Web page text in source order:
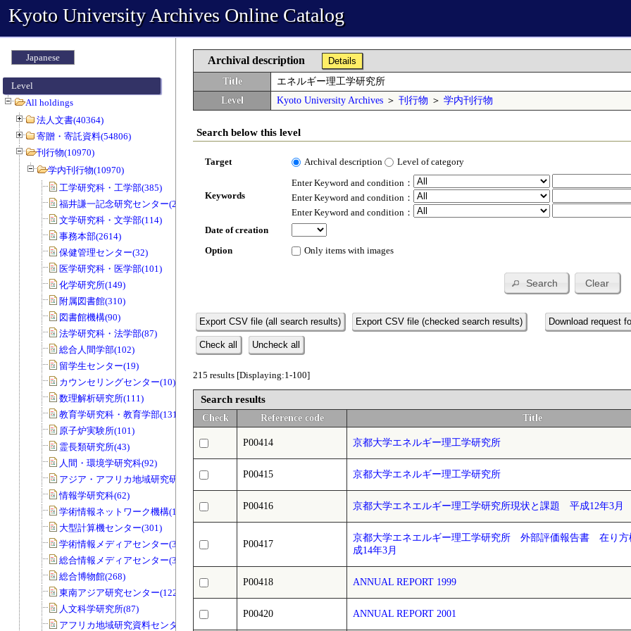
Kyoto University Archives Online Catalog
Japanese
Level
All holdings
法人文書(40364)
寄贈・寄託資料(54806)
刊行物(10970)
学内刊行物(10970)
工学研究科・工学部(385)
福井謙一記念研究センター(20)
文学研究科・文学部(114)
事務本部(2614)
保健管理センター(32)
医学研究科・医学部(101)
化学研究所(149)
附属図書館(310)
図書館機構(90)
法学研究科・法学部(87)
総合人間学部(102)
留学生センター(19)
カウンセリングセンター(10)
数理解析研究所(111)
教育学研究科・教育学部(131)
原子炉実験所(101)
霊長類研究所(43)
人間・環境学研究科(92)
アジア・アフリカ地域研究研究科(33)
情報学研究科(62)
学術情報ネットワーク機構(11)
大型計算機センター(301)
学術情報メディアセンター(39)
総合情報メディアセンター(33)
総合博物館(268)
東南アジア研究センター(122)
人文科学研究所(87)
アフリカ地域研究資料センター(79)
Archival description
Details
Title
エネルギー理工学研究所
Level
Kyoto University Archives ＞ 刊行物 ＞ 学内刊行物
Search below this level
Target Archival description Level of category
Keywords
Enter Keyword and condition：
Enter Keyword and condition：
Enter Keyword and condition：
Date of creation
Option
Only items with images
Search Clear
Export CSV file (all search results) Export CSV file (checked search results) Download request
Check all
Uncheck all
215 results [Displaying:1-100]
Search results
Check Reference code Title
P00414 京都大学エネルギー理工学研究所
P00415 京都大学エネルギー理工学研究所
P00416 京都大学エネエルギー理工学研究所現状と課題 平成12年3月
P00417
京都大学エネエルギー理工学研究所 外部評価報告書 在
成14年3月
P00418 ANNUAL REPORT 1999
P00420 ANNUAL REPORT 2001